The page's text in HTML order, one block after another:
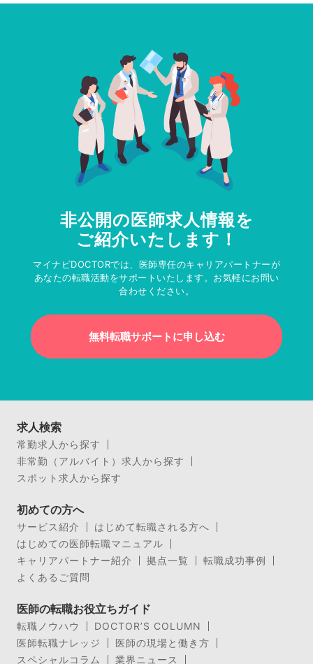
非公開の医師求人情報を
ご紹介いたします！
マイナビDOCTORでは、医師専任のキャリアパートナーが
あなたの転職活動をサポートいたします。お気軽にお問い
合わせください。
無料転職サポートに申し込む
求人検索
常勤求人から探す
非常勤（アルバイト）求人から探す
スポット求人から探す
初めての方へ
サービス紹介
はじめて転職される方へ
はじめての医師転職マニュアル
キャリアパートナー紹介
拠点一覧
転職成功事例
よくあるご質問
医師の転職お役立ちガイド
転職ノウハウ
DOCTOR’S COLUMN
医師転職ナレッジ
医師の現場と働き方
スペシャルコラム
業界ニュース